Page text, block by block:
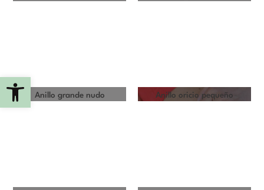
Abrir barra de herramientas
Anillo grande nudo Anillo oricio pequeño